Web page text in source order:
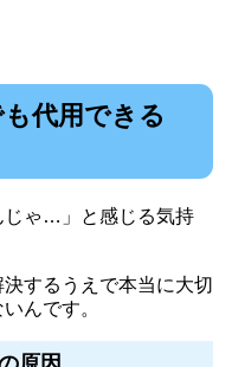
代用できる
じゃ…」と感じる気持
するうえで本当に大切
んです。